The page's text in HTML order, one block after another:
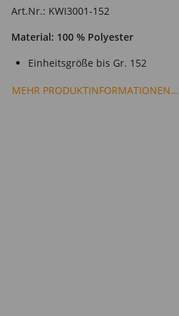
Art.Nr.: KWI3001-152
Material: 100 % Polyester
Einheitsgröße bis Gr. 152
MEHR PRODUKTINFORMATIONEN...